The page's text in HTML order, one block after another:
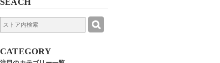
SEACH
CATEGORY